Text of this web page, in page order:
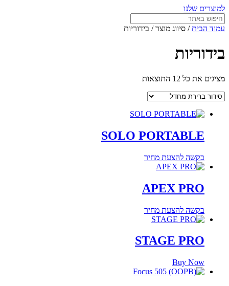
למוצרים שלנו
עמוד הבית/ סיווג מוצר / בידוריות
בידוריות
מציגים את כל ⁦12⁩ התוצאות
SOLO PORTABLE
בקשה להצעת מחיר
APEX PRO
בקשה להצעת מחיר
STAGE PRO
Buy Now